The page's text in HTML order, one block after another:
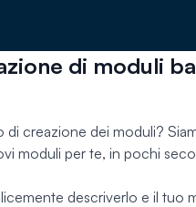
di moduli
creazione dei moduli?
moduli per te, in pochi
descriverlo e il tuo